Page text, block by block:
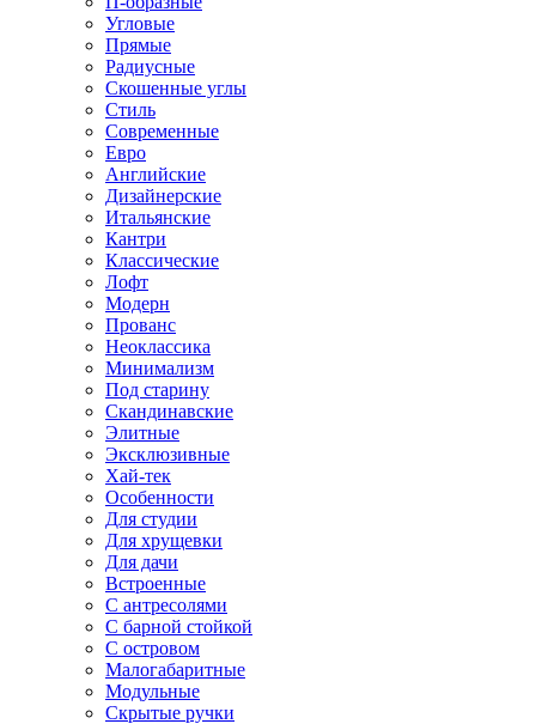
Угловые
Прямые
Радиусные
Скошенные углы
Стиль
Современные
Евро
Английские
Дизайнерские
Итальянские
Кантри
Классические
Лофт
Модерн
Прованс
Неоклассика
Минимализм
Под старину
Скандинавские
Элитные
Эксклюзивные
Хай-тек
Особенности
Для студии
Для хрущевки
Для дачи
Встроенные
С антресолями
С барной стойкой
С островом
Малогабаритные
Модульные
Скрытые ручки